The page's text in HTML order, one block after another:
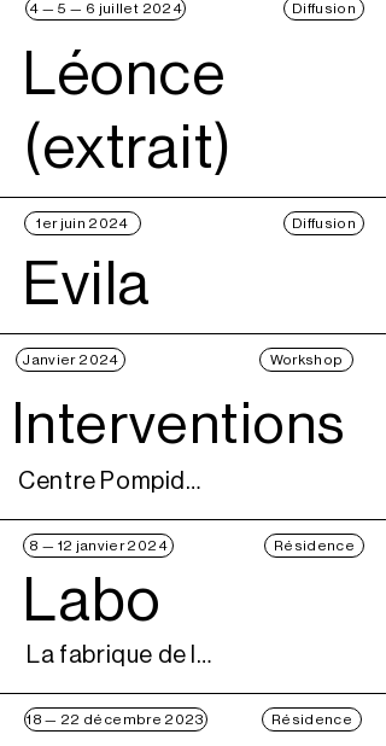
4 — 5 — 6 juillet 2024 Diffusion
Léonce
(extrait)
1er juin 2024 Diffusion
Evila
Janvier 2024 Workshop
Interventions
Centre Pompidou
8 — 12 janvier 2024 Résidence
Labo
La fabrique de la danse
18 — 22 décembre 2023 Résidence